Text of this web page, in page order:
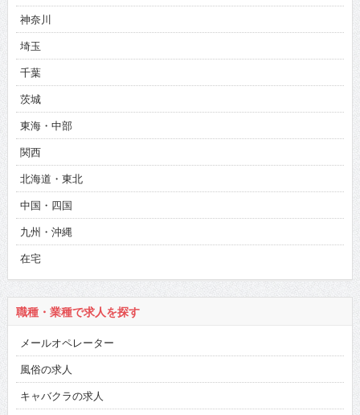
神奈川
埼玉
千葉
茨城
東海・中部
関西
北海道・東北
中国・四国
九州・沖縄
在宅
職種・業種で求人を探す
メールオペレーター
風俗の求人
キャバクラの求人